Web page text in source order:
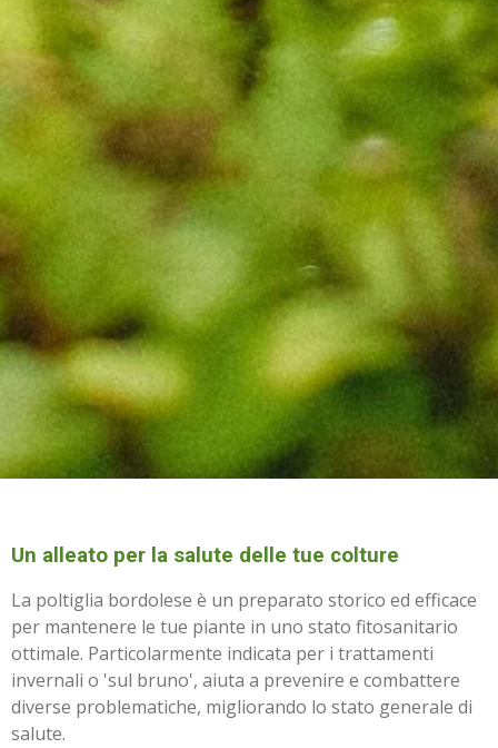
Un alleato per la salute delle tue colture
La poltiglia bordolese è un preparato storico ed efficace
per mantenere le tue piante in uno stato fitosanitario
ottimale. Particolarmente indicata per i trattamenti
invernali o 'sul bruno', aiuta a prevenire e combattere
diverse problematiche, migliorando lo stato generale di
salute.